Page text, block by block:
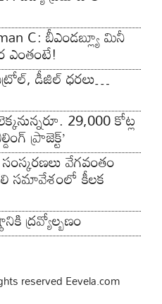
C: బీఎండబ్ల్యూ మినీ
ఎంతంటే!
డీజిల్ ధరలు…
29,000 కోట్ల
ప్రాజెక్ట్’
వేగవంతం
సమావేశంలో కీలక
ద్రవ్యోల్బణం
reserved Eevela.com